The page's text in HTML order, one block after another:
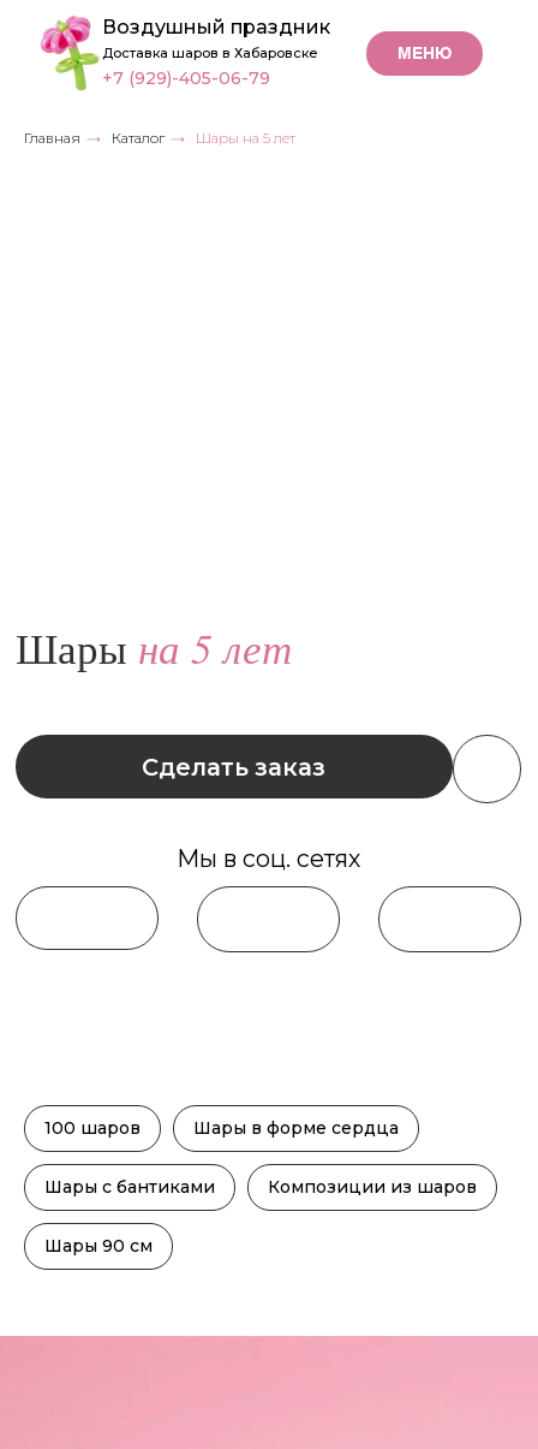
МЕНЮ
Воздушный праздник
Доставка шаров в Хабаровске
+7 (929)-405-06-79
Главная → Каталог → Шары на 5 лет
100 шаров Шары в форме сердца
Шары с бантиками Композиции из шаров
Шары 90 см